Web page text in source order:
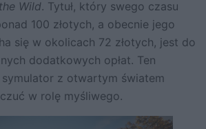
Wild. Tytuł, który swego czasu
100 złotych, a obecnie jego
się w okolicach 72 złotych, jest do
dodatkowych opłat. Ten
z otwartym światem
w rolę myśliwego.